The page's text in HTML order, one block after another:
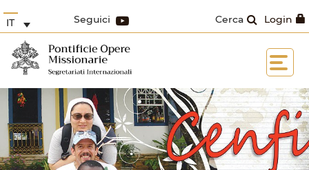
Login
Cerca
Seguici
IT